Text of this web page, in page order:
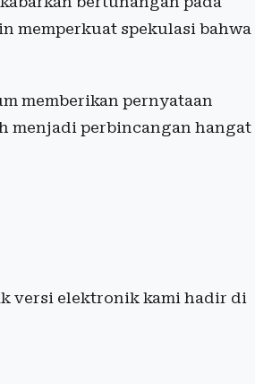
memperkuat spekulasi bahwa
memberikan pernyataan
menjadi perbincangan hangat
versi elektronik kami hadir di